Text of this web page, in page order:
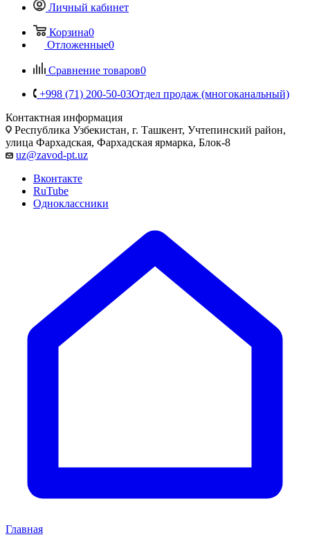
Личный кабинет
Корзина0
Отложенные0
Сравнение товаров0
+998 (71) 200-50-03Отдел продаж (многоканальный)
Контактная информация
Республика Узбекистан, г. Ташкент, Учтепинский район,
улица Фархадская, Фархадская ярмарка, Блок-8
uz@zavod-pt.uz
Вконтакте
RuTube
Одноклассники
Главная